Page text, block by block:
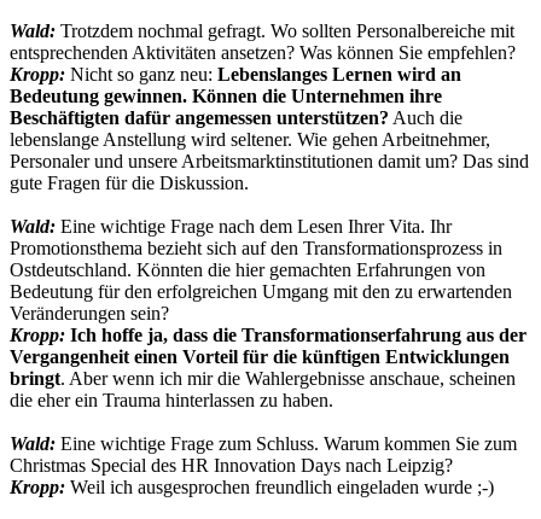
Wald: Trotzdem nochmal gefragt. Wo sollten Personalbereiche mit
entsprechenden Aktivitäten ansetzen? Was können Sie empfehlen?
Kropp: Nicht so ganz neu: Lebenslanges Lernen wird an
Bedeutung gewinnen. Können die Unternehmen ihre
Beschäftigten dafür angemessen unterstützen? Auch die
lebenslange Anstellung wird seltener. Wie gehen Arbeitnehmer,
Personaler und unsere Arbeitsmarktinstitutionen damit um? Das sind
gute Fragen für die Diskussion.
Wald: Eine wichtige Frage nach dem Lesen Ihrer Vita. Ihr
Promotionsthema bezieht sich auf den Transformationsprozess in
Ostdeutschland. Könnten die hier gemachten Erfahrungen von
Bedeutung für den erfolgreichen Umgang mit den zu erwartenden
Veränderungen sein?
Kropp: Ich hoffe ja, dass die Transformationserfahrung aus der
Vergangenheit einen Vorteil für die künftigen Entwicklungen
bringt. Aber wenn ich mir die Wahlergebnisse anschaue, scheinen
die eher ein Trauma hinterlassen zu haben.
Wald: Eine wichtige Frage zum Schluss. Warum kommen Sie zum
Christmas Special des HR Innovation Days nach Leipzig?
Kropp: Weil ich ausgesprochen freundlich eingeladen wurde ;-)